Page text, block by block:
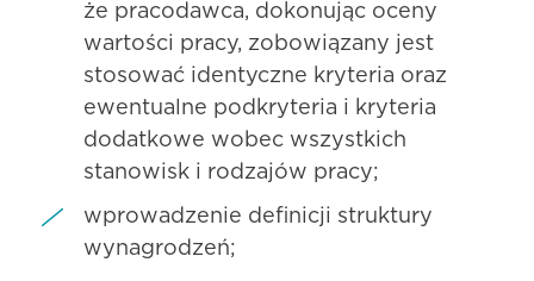
że pracodawca, dokonując oceny
wartości pracy, zobowiązany jest
stosować identyczne kryteria oraz
ewentualne podkryteria i kryteria
dodatkowe wobec wszystkich
stanowisk i rodzajów pracy;
wprowadzenie definicji struktury
wynagrodzeń;